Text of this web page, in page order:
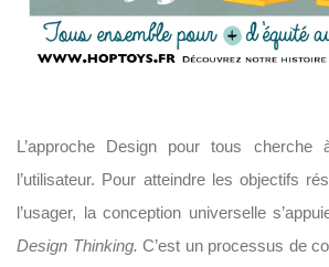
L’approche Design pour tous
l’utilisateur. Pour atteindre les objectifs
l’usager, la conception universelle
Design Thinking. C’est un processus de